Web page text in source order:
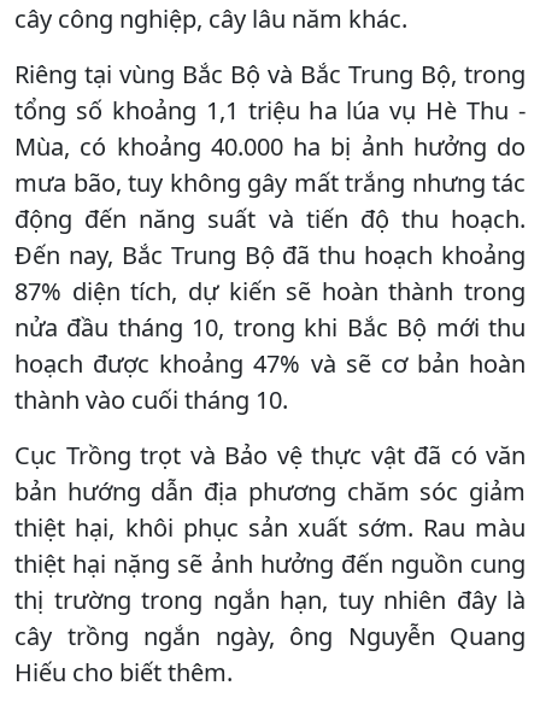
cây công nghiệp, cây lâu năm khác.
Riêng tại vùng Bắc Bộ và Bắc Trung Bộ, trong
tổng số khoảng 1,1 triệu ha lúa vụ Hè Thu -
Mùa, có khoảng 40.000 ha bị ảnh hưởng do
mưa bão, tuy không gây mất trắng nhưng tác
động đến năng suất và tiến độ thu hoạch.
Đến nay, Bắc Trung Bộ đã thu hoạch khoảng
87% diện tích, dự kiến sẽ hoàn thành trong
nửa đầu tháng 10, trong khi Bắc Bộ mới thu
hoạch được khoảng 47% và sẽ cơ bản hoàn
thành vào cuối tháng 10.
Cục Trồng trọt và Bảo vệ thực vật đã có văn
bản hướng dẫn địa phương chăm sóc giảm
thiệt hại, khôi phục sản xuất sớm. Rau màu
thiệt hại nặng sẽ ảnh hưởng đến nguồn cung
thị trường trong ngắn hạn, tuy nhiên đây là
cây trồng ngắn ngày, ông Nguyễn Quang
Hiếu cho biết thêm.